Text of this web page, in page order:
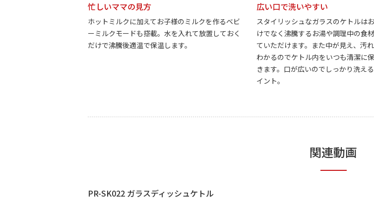
忙しいママの見方
ホットミルクに加えてお子様のミルクを作るベビ
ーミルクモードも搭載。水を入れて放置しておく
だけで沸騰後適温で保温します。
広い口で洗いやすい
スタイリッシュなガラスのケトルは
けでなく沸騰するお湯や調理中の食
ていただけます。また中が見え、汚
わかるのでケトル内をいつも清潔に
きます。口が広いのでしっかり洗え
イント。
関連動画
PR-SK022 ガラスディッシュケトル